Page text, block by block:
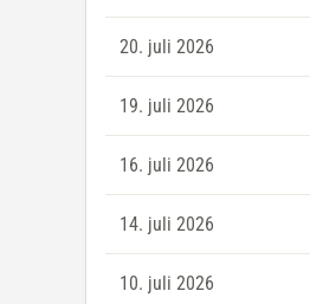
20. juli 2026
19. juli 2026
16. juli 2026
14. juli 2026
10. juli 2026